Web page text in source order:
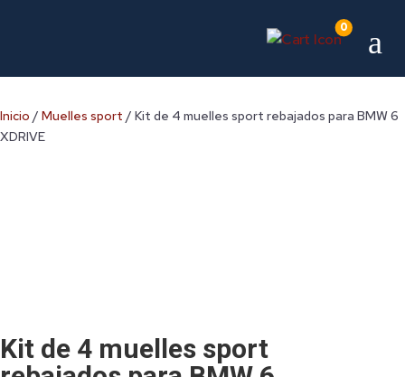
0 a
Inicio / Muelles sport / Kit de 4 muelles sport rebajados para BMW 6
XDRIVE
Kit de 4 muelles sport